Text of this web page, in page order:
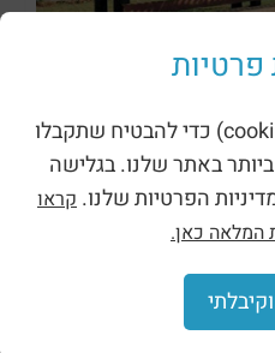
פרטיות
אנו משתמשים בעוגיות (cookies) כדי להבטיח שתקבלו
באתר שלנו. בגלישה
הפרטיות שלנו. קראו
המלאה כאן.